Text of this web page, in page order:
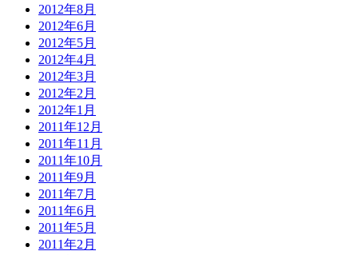
2012年8月
2012年6月
2012年5月
2012年4月
2012年3月
2012年2月
2012年1月
2011年12月
2011年11月
2011年10月
2011年9月
2011年7月
2011年6月
2011年5月
2011年2月